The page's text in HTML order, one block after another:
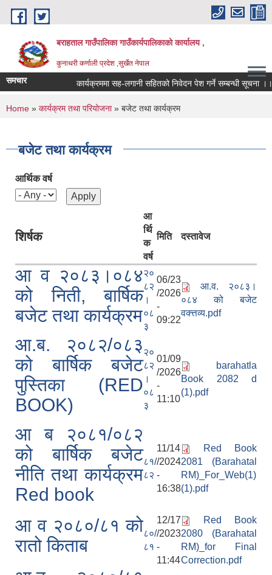
Skip to main content
बराहताल गाउँपालिका गाउँकार्यपालिकाको कार्यालय ,
कुनाथरी कर्णाली प्रदेश ,सुर्खेत नेपाल
समचार कार्यक्रममा सह-लगानी सहितको निवेदन पेश गर्ने सम्बन्धी सूचना ।।।
You are here
Home » कार्यक्रम तथा परियोजना» बजेट तथा कार्यक्रम
बजेट तथा कार्यक्रम
आर्थिक वर्ष
शिर्षक
आ
र्थि
क
वर्ष
मिति दस्तावेज
आ व २०८३।०८४
को निती, बार्षिक
बजेट तथा कार्यक्रम
२०
८२
।
०८
३
06/23
/2026
-
09:22
आ.व. २०८३।
०८४ को बजेट
वक्त्तव्य.pdf
आ.ब. २०८२/०८३
को बार्षिक बजेट
पुस्तिका (RED
BOOK)
२०
८२
।
०८
३
01/09
/2026
-
11:10
barahatla
Book 2082 d
(1).pdf
आ ब २०८१/०८२
को बार्षिक बजेट
नीति तथा कार्यक्रम
Red book
८१/
८२
11/14
/2024
-
16:38
Red Book
2081 (Barahatal
RM)_For_Web(1)
(1).pdf
आ व २०८०/८१ को
रातो किताब
८०/
८१
12/17
/2023
-
11:44
Red Book
2080 (Barahatal
RM)_for Final
Correction.pdf